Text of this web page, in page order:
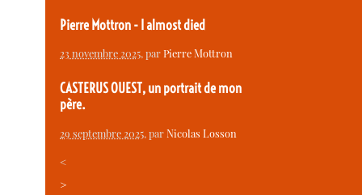
Pierre Mottron - I almost died
23 novembre 2025, parPierre Mottron
CASTERUS OUEST, un portrait de mon
père.
29 septembre 2025, parNicolas Losson
<
>